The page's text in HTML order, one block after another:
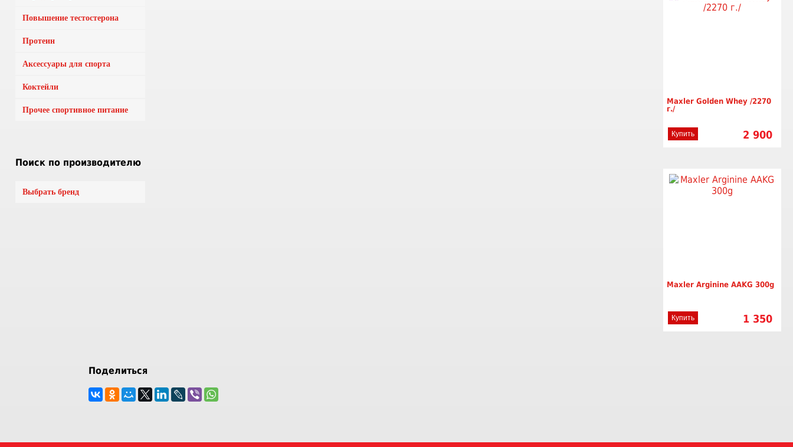
Повышение тестостерона
Протеин
Аксессуары для спорта
Коктейли
Прочее спортивное питание
Поиск по производителю
Выбрать бренд
Maxler Golden Whey /2270
г./
2 900
Купить
Maxler Arginine AAKG 300g
1 350
Купить
Поделиться